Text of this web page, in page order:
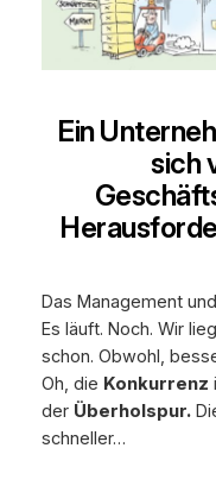
Ein
sich
Das Management
Es läuft. Noch. Wir
schon. Obwohl,
Oh, die Konkurrenz
der Überholspur.
schneller…